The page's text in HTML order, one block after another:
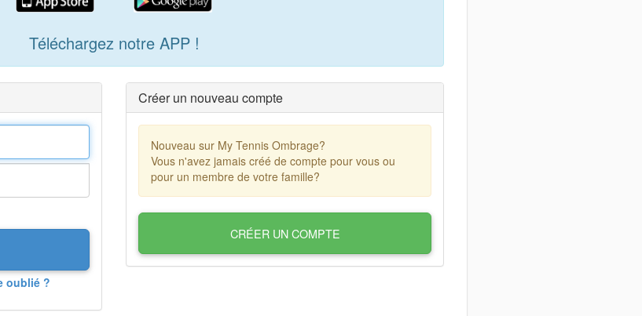
Téléchargez notre APP !
oublié ?
Créer un nouveau compte
Nouveau sur My Tennis Ombrage?
Vous n'avez jamais créé de compte pour vous ou
pour un membre de votre famille?
CRÉER UN COMPTE